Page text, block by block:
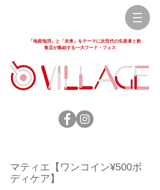
「地産地消」と「未来」をテーマに次世代の生産者と飲
食店が集結する一大フード・フェス
マティエ【ワンコイン¥500ボ
ディケア】